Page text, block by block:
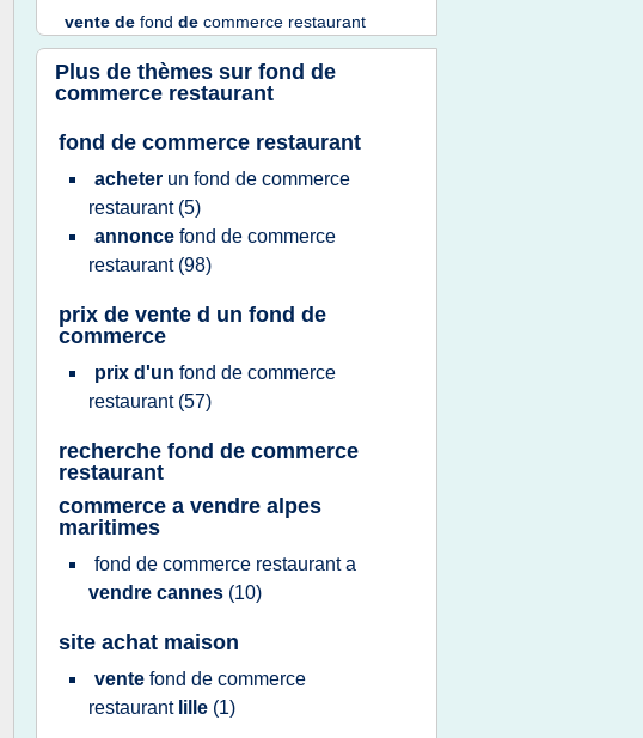
vente de fond de commerce restaurant
Plus de thèmes sur fond de
commerce restaurant
fond de commerce restaurant
acheter un fond de commerce
restaurant (5)
annonce fond de commerce
restaurant (98)
prix de vente d un fond de
commerce
prix d'un fond de commerce
restaurant (57)
recherche fond de commerce
restaurant
commerce a vendre alpes
maritimes
fond de commerce restauranta
vendre cannes (10)
site achat maison
vente fond de commerce
restaurant lille (1)